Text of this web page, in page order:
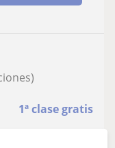
1ª clase gratis